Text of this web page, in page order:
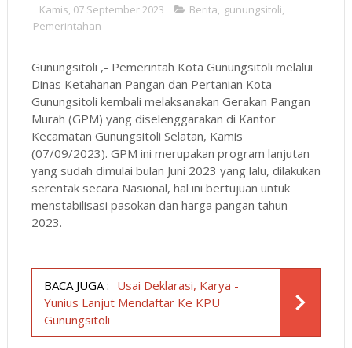
Kamis, 07 September 2023 Berita, gunungsitoli,
Pemerintahan
Gunungsitoli ,- Pemerintah Kota Gunungsitoli melalui
Dinas Ketahanan Pangan dan Pertanian Kota
Gunungsitoli kembali melaksanakan Gerakan Pangan
Murah (GPM) yang diselenggarakan di Kantor
Kecamatan Gunungsitoli Selatan, Kamis
(07/09/2023). GPM ini merupakan program lanjutan
yang sudah dimulai bulan Juni 2023 yang lalu, dilakukan
serentak secara Nasional, hal ini bertujuan untuk
menstabilisasi pasokan dan harga pangan tahun
2023.
BACA JUGA : Usai Deklarasi, Karya -
Yunius Lanjut Mendaftar Ke KPU
Gunungsitoli